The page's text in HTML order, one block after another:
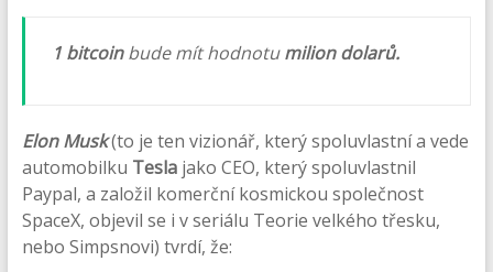
1 bitcoinbude mít hodnotumilion dolarů.
Elon Musk(to je ten vizionář, který spoluvlastní a vede
automobilku Teslajako CEO, který spoluvlastnil
Paypal, a založil komerční kosmickou společnost
SpaceX, objevil se i v seriálu Teorie velkého třesku,
nebo Simpsnovi) tvrdí, že: